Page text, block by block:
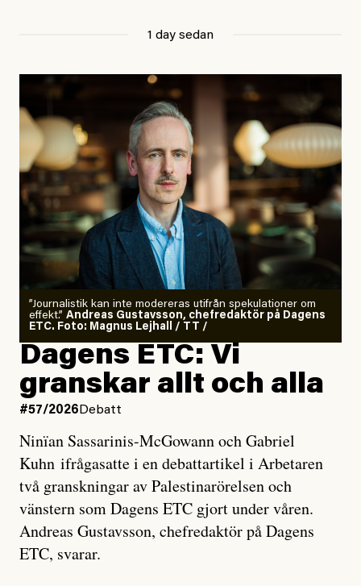
1 day sedan
”Journalistik kan inte modereras utifrån spekulationer om
effekt.” Andreas Gustavsson, chefredaktör på Dagens
ETC. Foto: Magnus Lejhall / TT /
Dagens ETC: Vi
granskar allt och alla
#57/2026 Debatt
Ninïan Sassarinis-McGowann och Gabriel
Kuhn ifrågasatte i en debattartikel i Arbetaren
två granskningar av Palestinarörelsen och
vänstern som Dagens ETC gjort under våren.
Andreas Gustavsson, chefredaktör på Dagens
ETC, svarar.